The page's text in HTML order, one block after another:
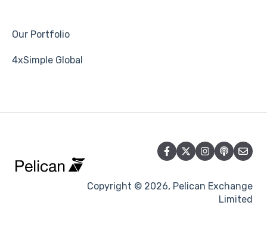
Our Portfolio
4xSimple Global
Copyright © 2026, Pelican Exchange
Limited